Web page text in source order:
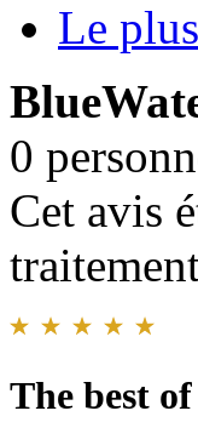
Le
0
Cet avis
The best